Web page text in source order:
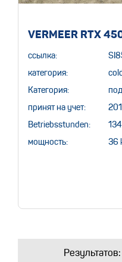
VERMEER RTX
ссылка:
категория:
Категория:
принят на учет:
Betriebsstunden:
мощность: 36
Результатов: